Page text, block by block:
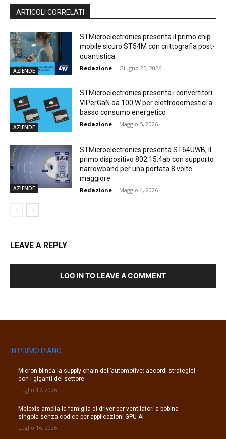
ARTICOLI CORRELATI
AZIENDE
STMicroelectronics presenta il primo chip
mobile sicuro ST54M con crittografia post-
quantistica
Redazione - Giugno 25, 2026
AZIENDE
STMicroelectronics presenta i convertitori
VIPerGaN da 100 W per elettrodomestici a
basso consumo energetico
Redazione - Maggio 5, 2026
AZIENDE
STMicroelectronics presenta ST64UWB, il
primo dispositivo 802.15.4ab con supporto
narrowband per una portata 8 volte
maggiore
Redazione - Maggio 4, 2026
LEAVE A REPLY
LOG IN TO LEAVE A COMMENT
IN PRIMO PIANO
Micron blinda la supply chain dell’automotive: accordi strategici
con i giganti del settore
Luglio 17, 2026
Melexis amplia la famiglia di driver per ventilatori a bobina
singola senza codice per applicazioni GPU AI
Luglio 16, 2026